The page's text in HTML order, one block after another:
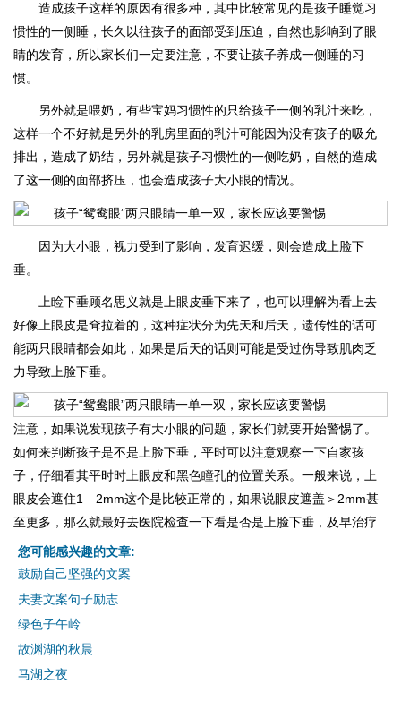
造成孩子这样的原因有很多种，其中比较常见的是孩子睡觉习
惯性的一侧睡，长久以往孩子的面部受到压迫，自然也影响到了眼
睛的发育，所以家长们一定要注意，不要让孩子养成一侧睡的习
惯。
另外就是喂奶，有些宝妈习惯性的只给孩子一侧的乳汁来吃，
这样一个不好就是另外的乳房里面的乳汁可能因为没有孩子的吸允
排出，造成了奶结，另外就是孩子习惯性的一侧吃奶，自然的造成
了这一侧的面部挤压，也会造成孩子大小眼的情况。
因为大小眼，视力受到了影响，发育迟缓，则会造成上脸下
垂。
上睑下垂顾名思义就是上眼皮垂下来了，也可以理解为看上去
好像上眼皮是耷拉着的，这种症状分为先天和后天，遗传性的话可
能两只眼睛都会如此，如果是后天的话则可能是受过伤导致肌肉乏
力导致上脸下垂。
注意，如果说发现孩子有大小眼的问题，家长们就要开始警惕了。
如何来判断孩子是不是上脸下垂，平时可以注意观察一下自家孩
子，仔细看其平时时上眼皮和黑色瞳孔的位置关系。一般来说，上
眼皮会遮住1—2mm这个是比较正常的，如果说眼皮遮盖＞2mm甚
至更多，那么就最好去医院检查一下看是否是上脸下垂，及早治疗
您可能感兴趣的文章:
鼓励自己坚强的文案
夫妻文案句子励志
绿色子午岭
故渊湖的秋晨
马湖之夜